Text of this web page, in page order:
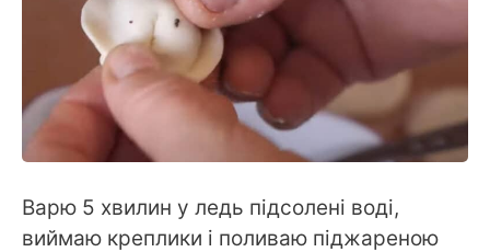
Варю 5 хвилин у ледь підсолені воді,
виймаю креплики і поливаю піджареною